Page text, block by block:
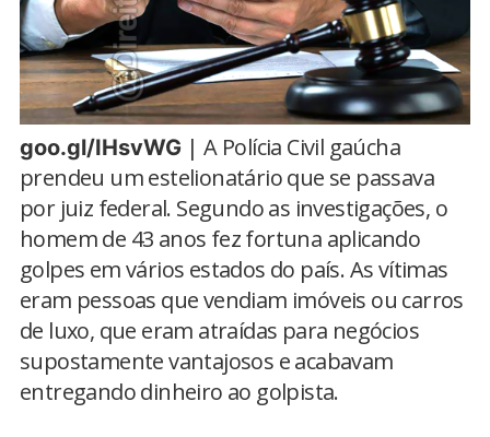
goo.gl/IHsvWG | A Polícia Civil gaúcha
prendeu um estelionatário que se passava
por juiz federal. Segundo as investigações, o
homem de 43 anos fez fortuna aplicando
golpes em vários estados do país. As vítimas
eram pessoas que vendiam imóveis ou carros
de luxo, que eram atraídas para negócios
supostamente vantajosos e acabavam
entregando dinheiro ao golpista.